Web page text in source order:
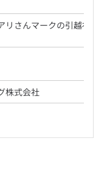
さんマークの引越社
株式会社